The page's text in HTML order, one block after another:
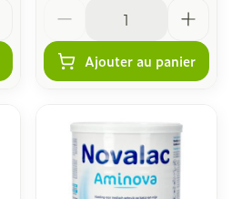
Ajouter au panier